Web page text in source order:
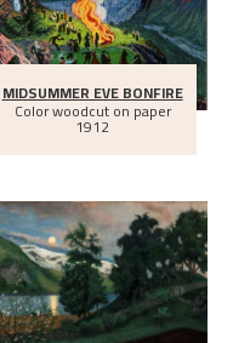
MIDSUMMER EVE BONFIRE
Color woodcut on paper
1912